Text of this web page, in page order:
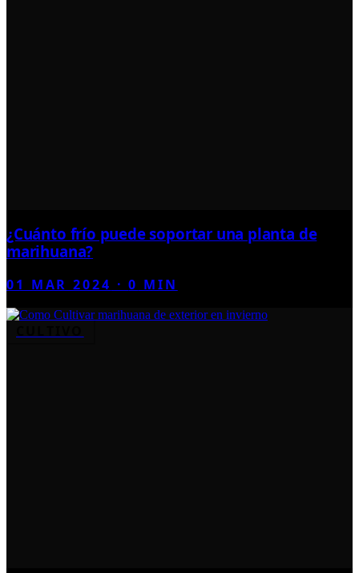
¿Cuánto frío puede soportar una planta de
marihuana?
01 MAR 2024 ·0 MIN